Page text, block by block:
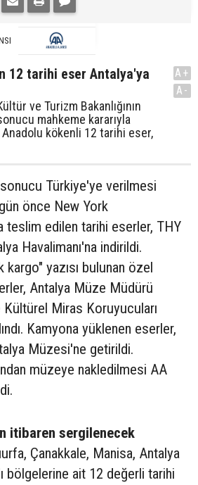
12 tarihi eser Antalya'ya
ve Turizm Bakanlığının
mahkeme kararıyla
kökenli 12 tarihi eser,
A+
A-
Türkiye'ye verilmesi
önce New York
teslim edilen tarihi eserler, THY
Havalimanı'na indirildi.
yazısı bulunan özel
Antalya Müze Müdürü
Miras Koruyucuları
Kamyona yüklenen eserler,
Müzesi'ne getirildi.
müzeye nakledilmesi AA
itibaren sergilenecek
Çanakkale, Manisa, Antalya
bölgelerine ait 12 değerli tarihi